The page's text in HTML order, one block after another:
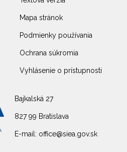
Bajkalská 27
827 99 Bratislava
E-mail: office@siea.gov.sk
Mapa stránok
Podmienky používania
Ochrana súkromia
Vyhlásenie o prístupnosti